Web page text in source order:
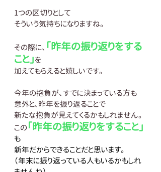
1つの区切りとして
そういう気持ちになりますね。
その際に、 「昨年の振り返りをする
こと」を
加えてもらえると嬉しいです。
今年の抱負が、すでに決まっている方も
意外と、昨年を振り返ることで
新たな抱負が見えてくるかもしれません。
この「昨年の振り返りをすること」
も
新年だからできることだと思います。
（年末に振り返っている人もいるかもしれ